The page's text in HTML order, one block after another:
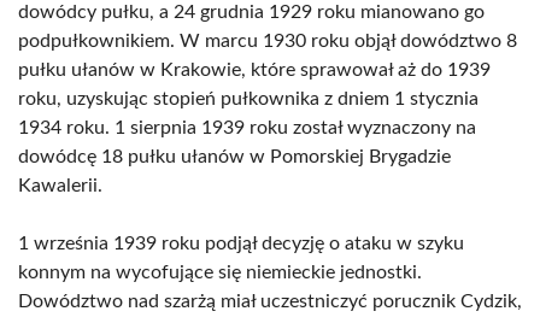
dowódcy pułku, a 24 grudnia 1929 roku mianowano go
podpułkownikiem. W marcu 1930 roku objął dowództwo 8
pułku ułanów w Krakowie, które sprawował aż do 1939
roku, uzyskując stopień pułkownika z dniem 1 stycznia
1934 roku. 1 sierpnia 1939 roku został wyznaczony na
dowódcę 18 pułku ułanów w Pomorskiej Brygadzie
Kawalerii.
1 września 1939 roku podjął decyzję o ataku w szyku
konnym na wycofujące się niemieckie jednostki.
Dowództwo nad szarżą miał uczestniczyć porucznik Cydzik,